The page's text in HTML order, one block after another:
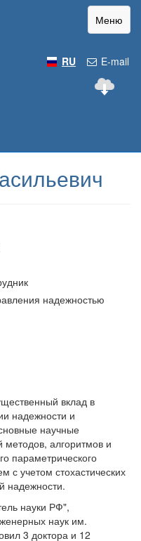
Меню
E-mail
RU
надежностью
вклад в
надежности и
научные
методов, алгоритмов и
параметрического
с учетом стохастических
надежности.
науки РФ",
наук им.
3 доктора и 12